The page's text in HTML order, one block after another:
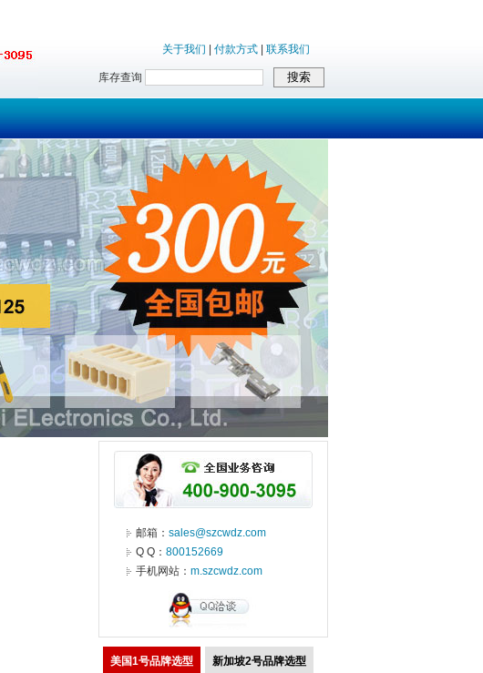
关于我们 付款方式 联系我们
库存查询
邮箱： sales@szcwdz.com
Q Q： 800152669
手机网站： m.szcwdz.com
美国1号品牌选型 新加坡2号品牌选型